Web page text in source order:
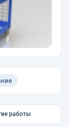
работы